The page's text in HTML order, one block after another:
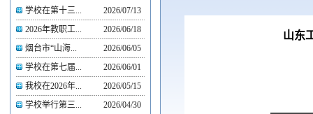
学校在第十三...
2026/07/13
2026年教职工...
2026/06/18
烟台市“山海...
2026/06/05
学校在第七届...
2026/06/01
我校在2026年...
2026/05/15
学校举行第三...
2026/04/30
山东